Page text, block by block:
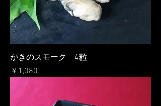
かきのスモーク 4粒
価格
￥1,080